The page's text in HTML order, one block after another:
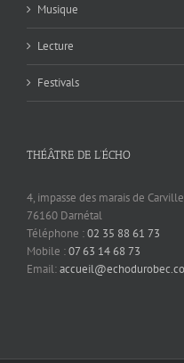
Musique
Lecture
Festivals
THÉÂTRE DE L’ÉCHO
4, impasse des marais de Carville
76160 Darnétal
Téléphone :02 35 88 61 73
Mobile :07 63 14 68 73
Email: